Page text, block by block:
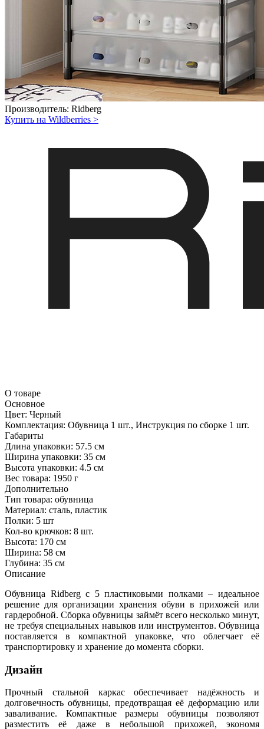
Производитель: Ridberg
Купить на Wildberries >
О товаре
Основное
Цвет: Черный
Комплектация: Обувница 1 шт., Инструкция по сборке 1 шт.
Габариты
Длина упаковки: 57.5 см
Ширина упаковки: 35 см
Высота упаковки: 4.5 см
Вес товара: 1950 г
Дополнительно
Тип товара: обувница
Материал: сталь, пластик
Полки: 5 шт
Кол-во крючков: 8 шт.
Высота: 170 см
Ширина: 58 см
Глубина: 35 см
Описание
Обувница Ridberg с 5 пластиковыми полками – идеальное
решение для организации хранения обуви в прихожей или
гардеробной. Сборка обувницы займёт всего несколько минут,
не требуя специальных навыков или инструментов. Обувница
поставляется в компактной упаковке, что облегчает её
транспортировку и хранение до момента сборки.
Дизайн
Прочный стальной каркас обеспечивает надёжность и
долговечность обувницы, предотвращая её деформацию или
заваливание. Компактные размеры обувницы позволяют
разместить её даже в небольшой прихожей, экономя